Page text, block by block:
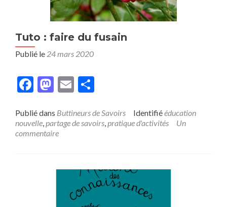
Tuto : faire du fusain
Publié le 24 mars 2020
Facebook
Mastodon
Email
Publié dans Buttineurs de Savoirs Identifiééducation
nouvelle,partage de savoirs,pratique d'activités
Un
commentaire